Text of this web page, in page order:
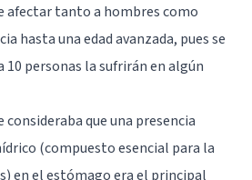
afectar tanto a hombres como
hasta una edad avanzada, pues se
10 personas la sufrirán en algún
consideraba que una presencia
(compuesto esencial para la
en el estómago era el principal